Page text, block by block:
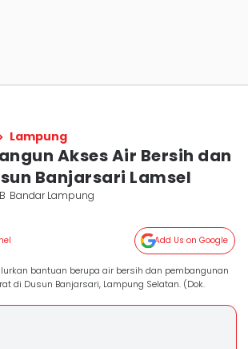
Lampung
Akses Air Bersih dan
Banjarsari Lamsel
Bandar Lampung
Add Us on Google
bantuan berupa air bersih dan pembangunan
di Dusun Banjarsari, Lampung Selatan. (Dok.